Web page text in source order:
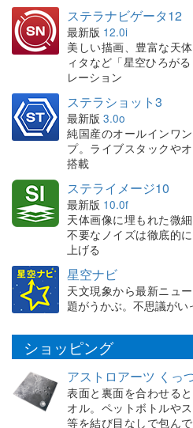
ステラナビゲータ12
最新版 12.0i
美しい描画、豊富な天
ィタなど「星空ひろが
レーション
ステラショット3
最新版 3.0o
純国産のオールインワ
プ。ライブスタックや
搭載
ステライメージ10
最新版 10.0f
天体画像に埋もれた微
不要なノイズは徹底的
上げる
星空ナビ
天文現象から最新ニュ
題がうかぶ。不思議がい
ショッピング
アストロアーツ くっ
表面と裏面を合わせる
オル。ペットボトルや
等を結び目なしで包ん